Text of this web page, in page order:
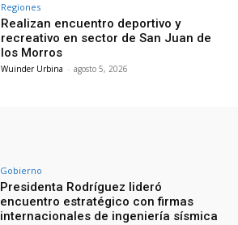
Regiones
Realizan encuentro deportivo y
recreativo en sector de San Juan de
los Morros
Wuinder Urbina - agosto 5, 2026
Gobierno
Presidenta Rodríguez lideró
encuentro estratégico con firmas
internacionales de ingeniería sísmica